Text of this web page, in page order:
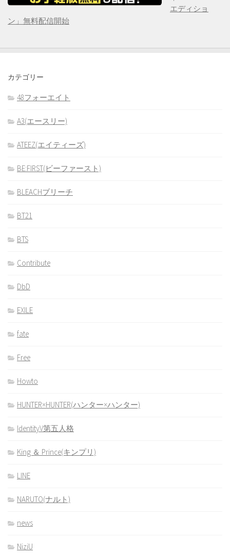
エディショ
ン」無料配信開始
カテゴリー
48フォーエイト
A3(エースリー)
ATEEZ(エイティーズ)
BE:FIRST(ビーファースト)
BLEACHブリーチ
BT21
BTS
Contribute
DbD
EXILE
fate
Free
Howto
HUNTER×HUNTER(ハンター×ハンター)
IdentityV第五人格
King ＆ Prince(キンプリ)
LINE
NARUTO(ナルト)
news
NiziU